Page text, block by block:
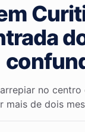
no
mais de dois